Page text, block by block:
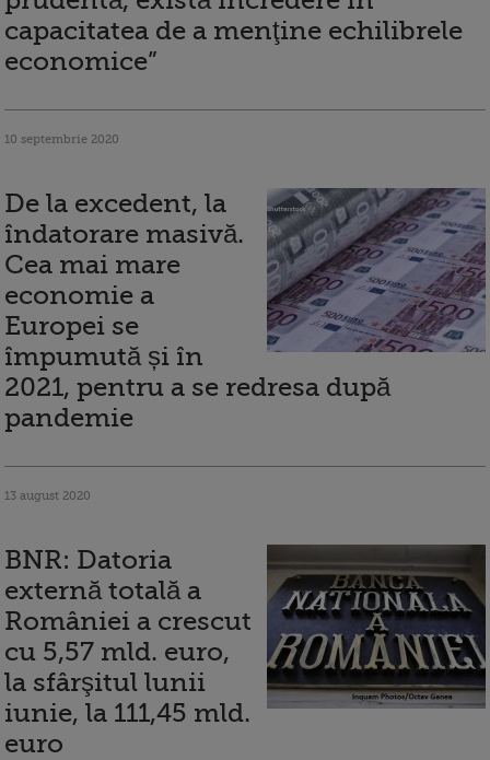
capacitatea de a menţine echilibrele
economice”
10 septembrie 2020
De la excedent, la
îndatorare masivă.
Cea mai mare
economie a
Europei se
împumută și în
2021, pentru a se redresa după
pandemie
13 august 2020
BNR: Datoria
externă totală a
României a crescut
cu 5,57 mld. euro,
la sfârşitul lunii
iunie, la 111,45 mld.
euro